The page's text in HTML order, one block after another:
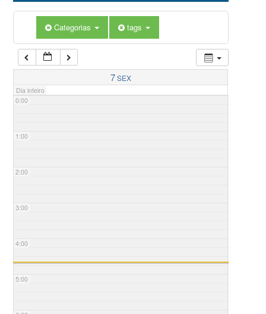
Categorias tags
7SEX
Dia inteiro
0:00
1:00
2:00
3:00
4:00
5:00